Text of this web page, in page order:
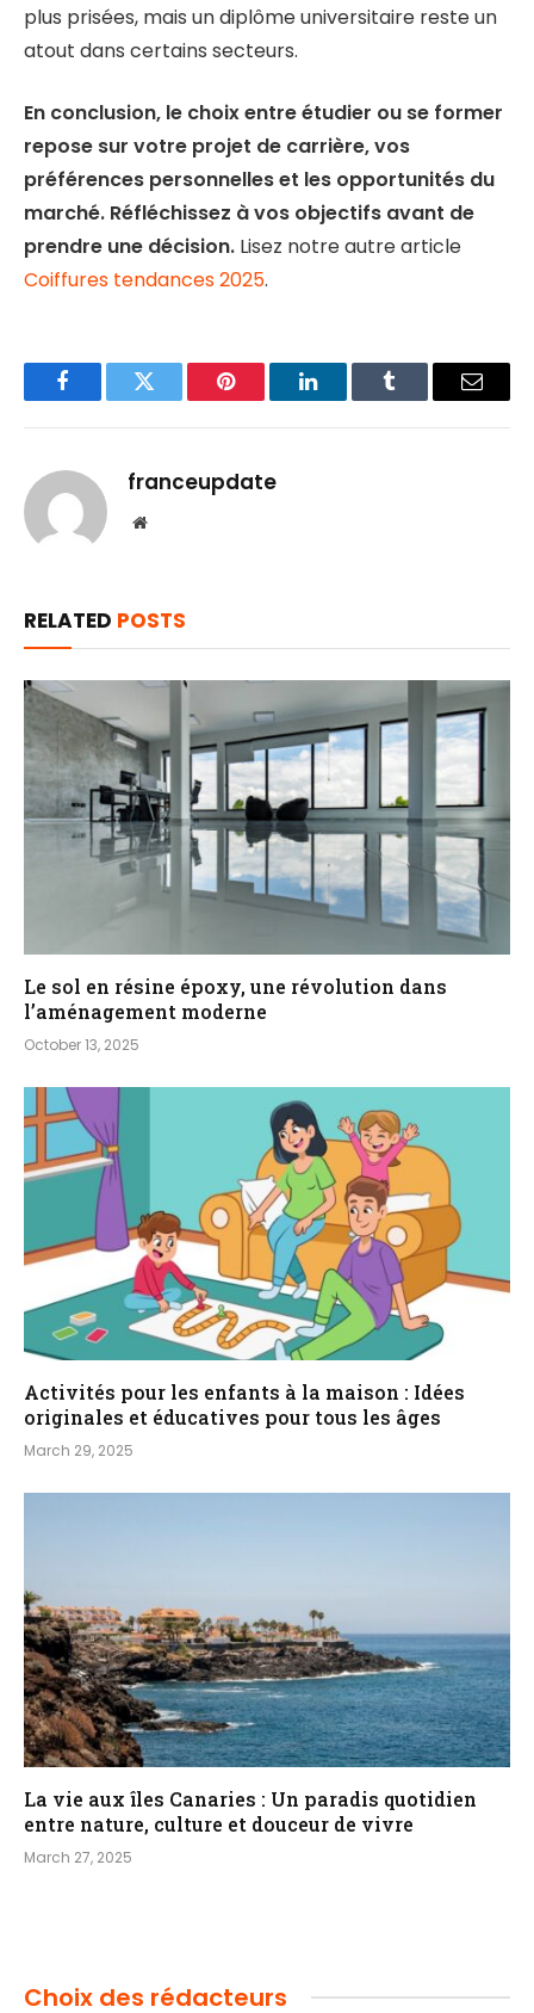
plus prisées, mais un diplôme universitaire reste un
atout dans certains secteurs.
En conclusion, le choix entre étudier ou se former
repose sur votre projet de carrière, vos
préférences personnelles et les opportunités du
marché. Réfléchissez à vos objectifs avant de
prendre une décision. Lisez notre autre article
Coiffures tendances 2025.
FacebookTwitter Pinterest LinkedInTumblr Email
franceupdate
Website
RELATED POSTS
Le sol en résine époxy, une révolution dans
l’aménagement moderne
October 13, 2025
Activités pour les enfants à la maison : Idées
originales et éducatives pour tous les âges
March 29, 2025
La vie aux îles Canaries : Un paradis quotidien
entre nature, culture et douceur de vivre
March 27, 2025
Choix des rédacteurs